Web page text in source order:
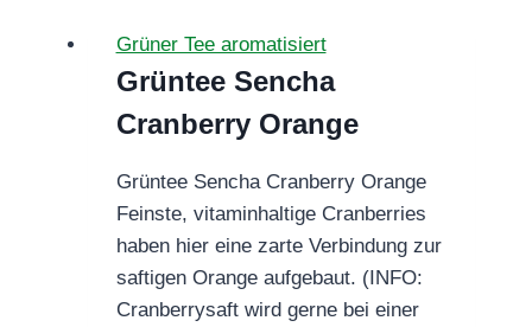
Grüner Tee aromatisiert
Grüntee Sencha
Cranberry Orange
Grüntee Sencha Cranberry Orange
Feinste, vitaminhaltige Cranberries
haben hier eine zarte Verbindung zur
saftigen Orange aufgebaut. (INFO:
Cranberrysaft wird gerne bei einer